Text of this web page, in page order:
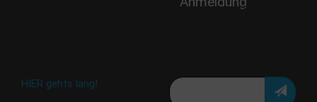
HIER gehts lang!
Verpasse keine Rabatt-